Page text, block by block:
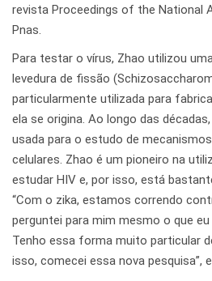
revista Proceedings of the National
Pnas.
Para testar o vírus, Zhao utilizou
levedura de fissão
particularmente utilizada para
ela se origina. Ao longo das
usada para o estudo de
celulares. Zhao é um pioneiro na
estudar HIV e, por isso, está
“Com o zika, estamos correndo
perguntei para mim mesmo o que
Tenho essa forma muito particular
isso, comecei essa nova pesquisa”,